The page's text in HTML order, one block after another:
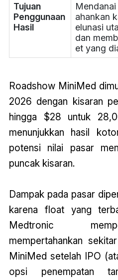
Tujuan
Penggunaan
Hasil
ahankan
elunasi
dan
et yang
Roadshow MiniMed
2026 dengan kisaran
hingga $28 untuk
menunjukkan hasil
potensi nilai pasar
puncak kisaran.
Dampak pada pasar
karena float yang
Medtronic
mempertahankan
MiniMed setelah IPO
opsi penempatan